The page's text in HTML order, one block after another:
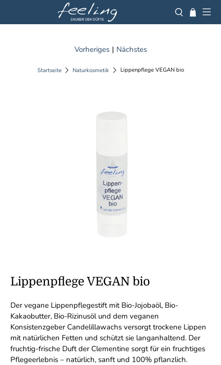
Startseite Naturkosmetik Lippenpflege VEGAN bio
Vorheriges | Nächstes
Lippenpflege VEGAN bio
Der vegane Lippenpflegestift mit Bio-Jojobaöl, Bio-
Kakaobutter, Bio-Rizinusöl und dem veganen
Konsistenzgeber Candelillawachs versorgt trockene Lippen
mit natürlichen Fetten und schützt sie langanhaltend. Der
fruchtig-frische Duft der Clementine sorgt für ein fruchtiges
Pflegeerlebnis – natürlich, sanft und 100% pflanzlich.